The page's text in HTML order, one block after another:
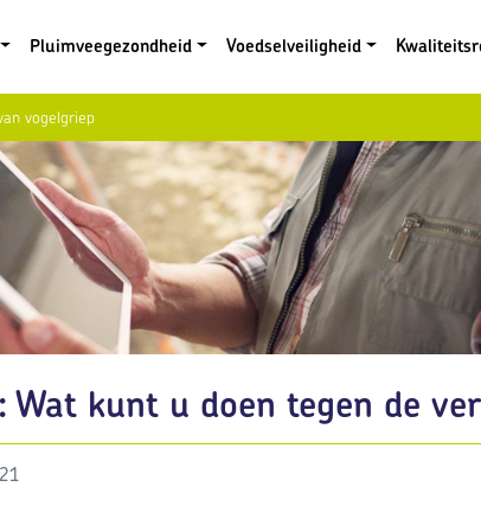
Pluimveegezondheid Voedselveiligheid
vogelgriep
Wat kunt u doen tegen de